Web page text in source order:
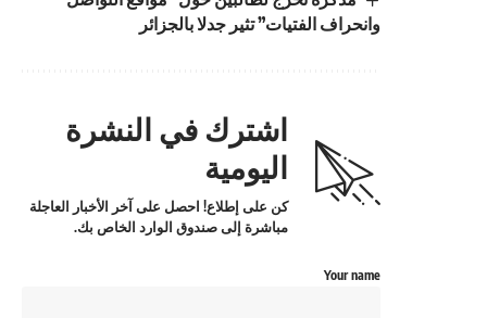
وانحراف الفتيات” تثير جدلا بالجزائر
اشترك في النشرة
اليومية
كن على إطلاع! احصل على آخر الأخبار العاجلة
مباشرة إلى صندوق الوارد الخاص بك.
Your name